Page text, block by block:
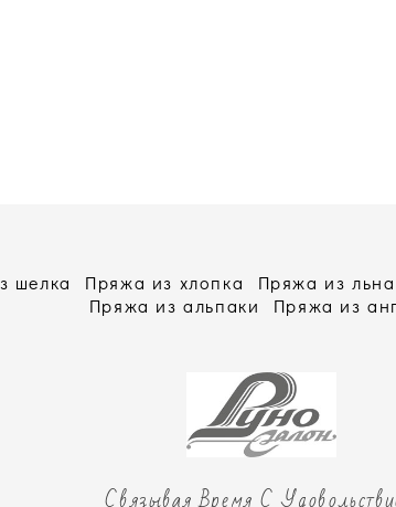
шелка Пряжа из хлопка Пряжа из льна
Пряжа из альпаки
Пряжа из